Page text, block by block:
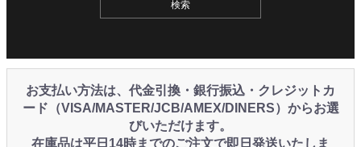
お支払い方法は、代金引換・銀行振込・クレジットカ
ード（VISA/MASTER/JCB/AMEX/DINERS）からお選
びいただけます。
在庫品は平日14時までのご注文で即日発送いたしま